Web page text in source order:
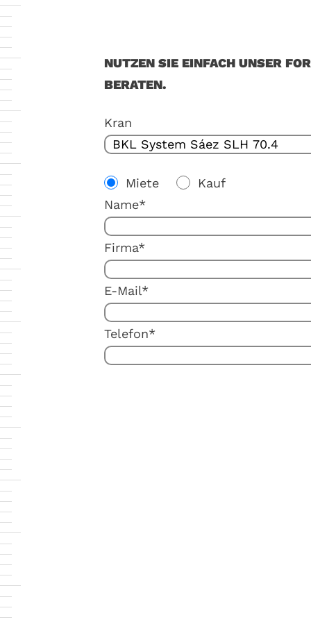
NUTZEN SIE EINFACH UNSER
BERATEN.
Kran
Miete
Kauf
Name*
Firma*
E-Mail*
Telefon*